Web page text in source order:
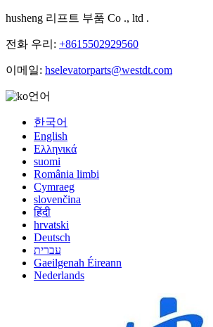
husheng 리프트 부품 Co ., ltd .
전화 우리: +8615502929560
이메일: hselevatorparts@westdt.com
언어
한국어
English
Ελληνικά
suomi
România limbi
Cymraeg
slovenčina
हिंदी
hrvatski
Deutsch
עברית
Gaeilgenah Éireann
Nederlands